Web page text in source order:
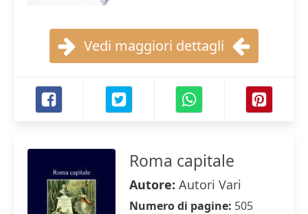
Vedi maggiori dettagli
Roma capitale
Autore: Autori Vari
Numero di pagine: 505